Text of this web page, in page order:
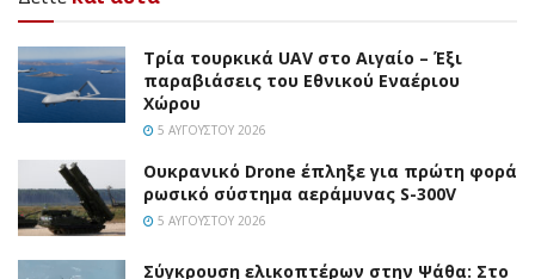
Τρία τουρκικά UAV στο Αιγαίο – Έξι
παραβιάσεις του Εθνικού Εναέριου
Χώρου
5 ΑΥΓΟΎΣΤΟΥ 2026
Ουκρανικό Drone έπληξε για πρώτη φορά
ρωσικό σύστημα αεράμυνας S-300V
5 ΑΥΓΟΎΣΤΟΥ 2026
Σύγκρουση ελικοπτέρων στην Ψάθα: Στο